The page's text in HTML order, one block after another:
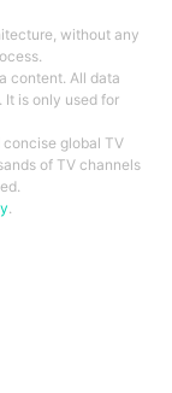
without any
content. All data
It is only used for
global TV
of TV channels
.